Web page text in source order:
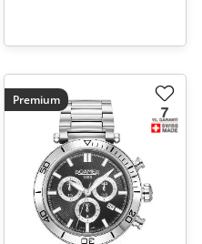
Premium